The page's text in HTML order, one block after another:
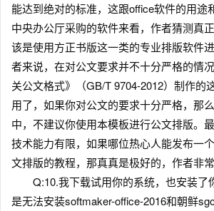
能达到绝对的标准，这跟office软件的用途
中央办公厅采购的软件来看，作者猜测真
该是使用方正书版这一类的专业排版软件
者来说，在对公文要求并不十分严格的情
关公文格式》（GB/T 9704-2012）制作的
用了，如果你对公文的要求十分严格，那
中，不建议你使用本模板进行公文排版。
技术能力有限，如果哪位热心人能发布一
文排版的教程，那真真是极好的，作者非常
Q:10.我下载试用你的系统，也安装了
是无法安装softmaker-office-2016和朝鲜